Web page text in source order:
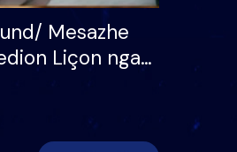
Mesazhe
Liçon nga
moderatori